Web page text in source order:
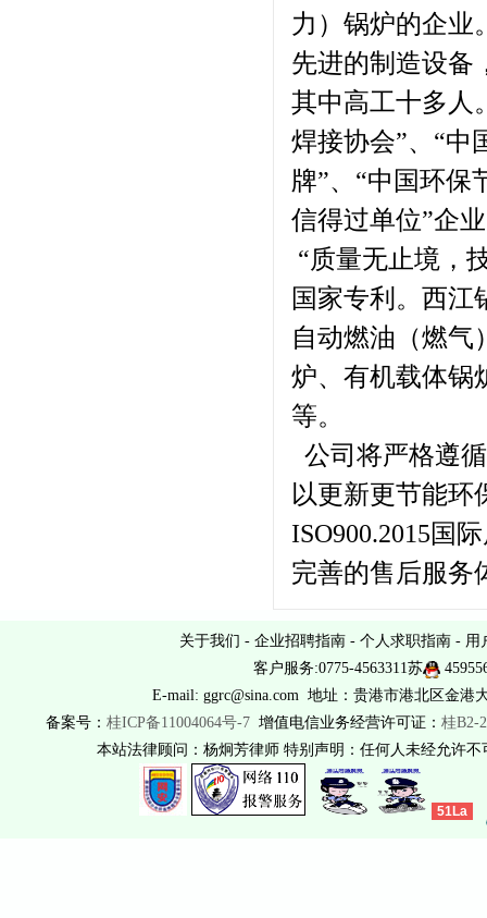
力）锅炉的企业
先进的制造设备
其中高工十多人
焊接协会”、“中
牌”、“中国环保
信得过单位”企
“质量无止境，
国家专利。西江
自动燃油（燃气
炉、有机载体锅
等。
公司将严格遵
以更新更节能环
ISO900.2015国
完善的售后服务
关于我们 - 企业招聘指南 - 个人求职指南 - 用
客户服务:0775-4563311苏
E-mail: ggrc@sina.com 地址：贵港市港北区金港
备案号： 桂ICP备11004064号-7增值电信业务经营许可证： 桂B2-
本站法律顾问：杨炯芳律师 特别声明：任何人未经允许
51La